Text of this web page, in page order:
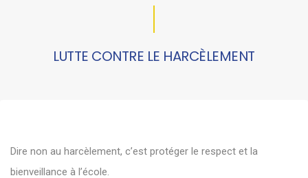
LUTTE CONTRE LE HARCÈLEMENT
Dire non au harcèlement, c’est protéger le respect et la
bienveillance à l’école.